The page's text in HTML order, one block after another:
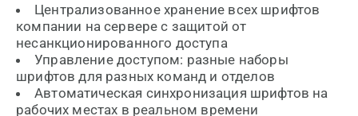
Централизованное хранение всех шрифтов
компании на сервере с защитой от
несанкционированного доступа
Управление доступом: разные наборы
шрифтов для разных команд и отделов
Автоматическая синхронизация шрифтов на
рабочих местах в реальном времени